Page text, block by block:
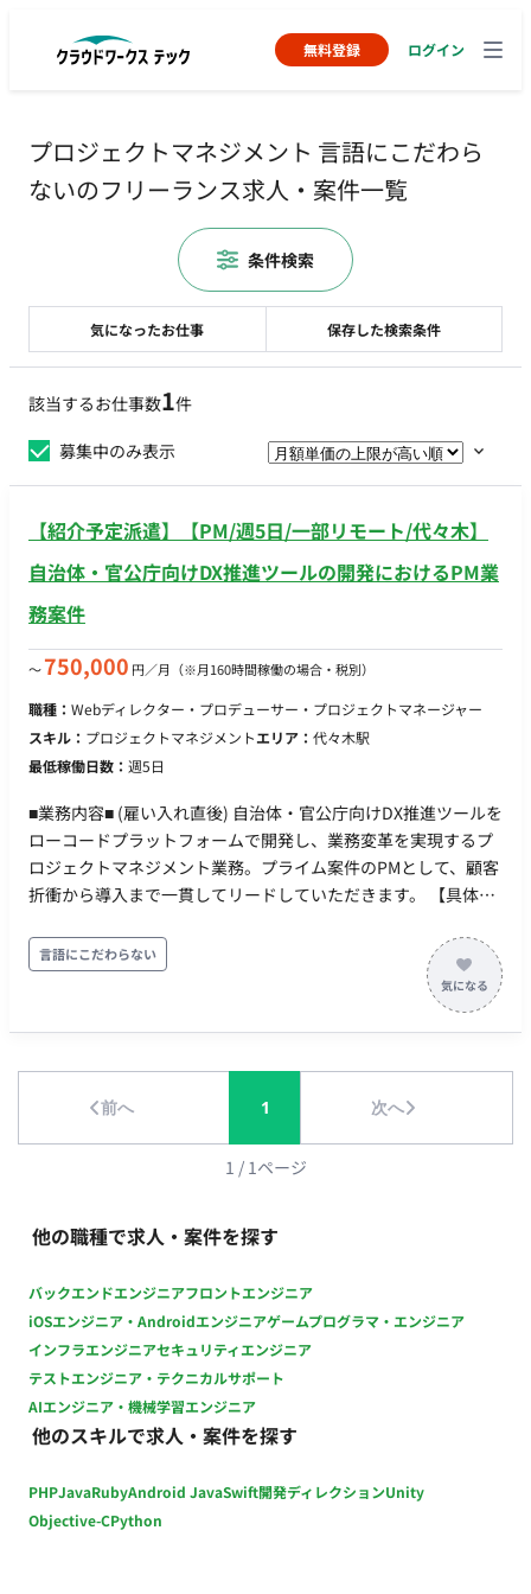
無料登録 ログイン
プロジェクトマネジメント 言語にこだわら
ないのフリーランス求人・案件一覧
該当するお仕事数1件
募集中のみ表示
【紹介予定派遣】【PM/週5日/一部リモート/代々木】
自治体・官公庁向けDX推進ツールの開発におけるPM業
務案件
〜750,000 円／月 （※月160時間稼働の場合・税別）
職種： Webディレクター・プロデューサー・プロジェクトマネージャー
スキル： プロジェクトマネジメントエリア： 代々木駅
最低稼働日数： 週5日
■業務内容■ (雇い入れ直後) 自治体・官公庁向けDX推進ツールを
ローコードプラットフォームで開発し、業務変革を実現するプ
ロジェクトマネジメント業務。プライム案件のPMとして、顧客
折衝から導入まで一貫してリードしていただきます。 【具体的
ド、および定期的な進捗報告会やレビュー会議の主導 ・課題や
リスクの早期把握、対応策の提案、承認プロセスの管理と関係
者間の調整 ・ローコードプラットフォームを活用した開発計画
の策定、開発チームのタスクおよび進捗管理 ・テスト計画の策
導入後の運用・保守体制の構築支援 【チーム体制】 ・配属先：
約60名（20〜40代、中途入社比率半数以上） ・職種：PM、
後正社員登用予定 試用期間：紹介予定派遣のためなし 休日・休
暇：完全週休2日制（土・日）、祝日、夏季休暇、年末年始休
（年間休日127日） リモートワーク：相談可（標準的な例：週3
日リモートワーク、週2日出社） 転籍・出向：なし 勤務地(雇入
直後)：本社（東京都渋谷区代々木）または 武蔵小杉オフィス
☆勤務地(変更の範囲)：会社の定める場所 稼動時間：09:00〜
18:00（コアタイム10:00〜15:00のフルフレックスタイム制度
あり、総労働時間：1ヶ月あたり160時間） 時間外労働：有 年
給：3,125円〜4,500円 ■月額：50万円～75万円 ■年収：600万
円～900万円 ※キャリア・スキル・希望を考慮の上決定 ※20時
言語にこだわらない
前へ 1 次へ
1 / 1ページ
他の職種で求人・案件を探す
バックエンドエンジニアフロントエンジニア
iOSエンジニア・Androidエンジニアゲームプログラマ・エンジニア
インフラエンジニアセキュリティエンジニア
テストエンジニア・テクニカルサポート
AIエンジニア・機械学習エンジニア
他のスキルで求人・案件を探す
PHPJavaRubyAndroid JavaSwift開発ディレクションUnity
Objective-CPython
気になったお仕事 保存した検索条件
条件検索